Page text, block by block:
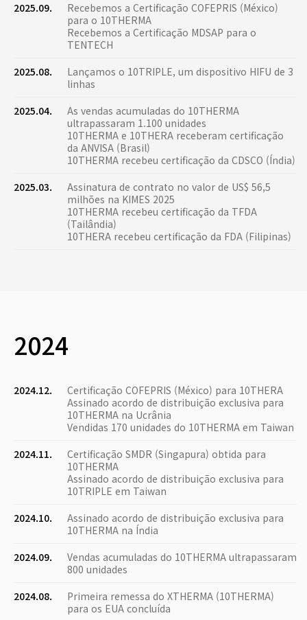
2025.09.
Recebemos a Certificação COFEPRIS (México)
para o 10THERMA
Recebemos a Certificação MDSAP para o
TENTECH
2025.08.
Lançamos o 10TRIPLE, um dispositivo HIFU de 3
linhas
2025.04.
As vendas acumuladas do 10THERMA
ultrapassaram 1.100 unidades
10THERMA e 10THERA receberam certificação
da ANVISA (Brasil)
10THERMA recebeu certificação da CDSCO (Índia)
2025.03.
Assinatura de contrato no valor de US$ 56,5
milhões na KIMES 2025
10THERMA recebeu certificação da TFDA
(Tailândia)
10THERA recebeu certificação da FDA (Filipinas)
2024
2024.12.
Certificação COFEPRIS (México) para 10THERA
Assinado acordo de distribuição exclusiva para
10THERMA na Ucrânia
Vendidas 170 unidades do 10THERMA em Taiwan
2024.11.
Certificação SMDR (Singapura) obtida para
10THERMA
Assinado acordo de distribuição exclusiva para
10TRIPLE em Taiwan
2024.10.
Assinado acordo de distribuição exclusiva para
10THERMA na Índia
2024.09.
Vendas acumuladas do 10THERMA ultrapassaram
800 unidades
2024.08.
Primeira remessa do XTHERMA (10THERMA)
para os EUA concluída